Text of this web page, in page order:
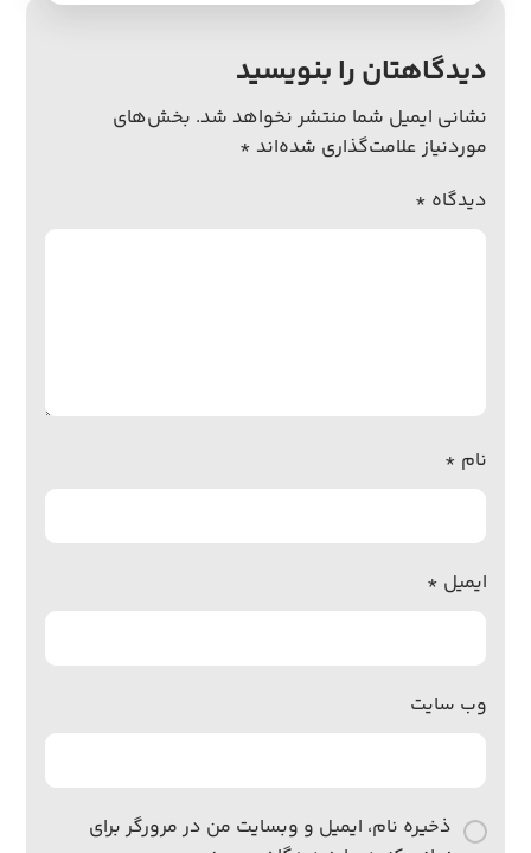
دیدگاهتان را بنویسید
نشانی ایمیل شما منتشر نخواهد شد. بخش‌های
موردنیاز علامت‌گذاری شده‌اند *
دیدگاه *
نام *
ایمیل *
وب‌ سایت
ذخیره نام، ایمیل و وبسایت من در مرورگر برای